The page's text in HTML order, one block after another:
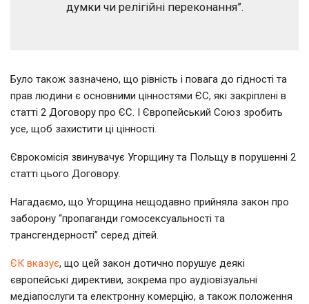
думки чи релігійні переконання”.
Було також зазначено, що рівність і повага до гідності та
прав людини є основними цінностями ЄС, які закріплені в
статті 2 Договору про ЄС. І Європейський Союз зробить
усе, щоб захистити ці цінності.
Єврокомісія звинувачує Угорщину та Польщу в порушенні 2
статті цього Договору.
Нагадаємо, що Угорщина нещодавно прийняла закон про
заборону “пропаганди гомосексуальності та
трансгендерності” серед дітей.
ЄК вказує, що цей закон дотично порушує деякі
європейські директиви, зокрема про аудіовізуальні
медіапослуги та електронну комерцію, а також положення